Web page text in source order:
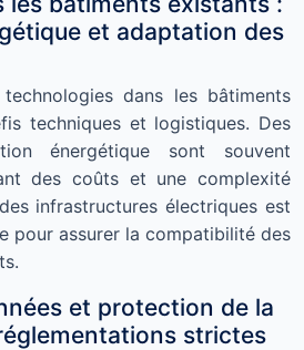
et adaptation des
dans les bâtiments
techniques et logistiques. Des
énergétique sont souvent
des coûts et une complexité
infrastructures électriques est
pour assurer la compatibilité des
et protection de la
strictes